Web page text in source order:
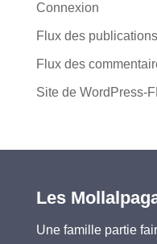
Connexion
Flux des publications
Flux des
Site de WordPress-
Les
Une famille partie